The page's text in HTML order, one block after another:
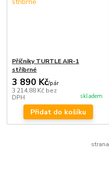
Příčníky TURTLE AIR-1
stříbrné
3 890 Kč/pár
3 214,88 Kč bez
DPH
skladem
Přidat do košíku
strana